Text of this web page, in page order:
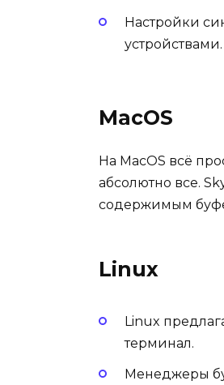
Настройки
устройствами.
MacOS
На MacOS всё
абсолютно все.
содержимым
Linux
Linux
терминал.
Менеджеры